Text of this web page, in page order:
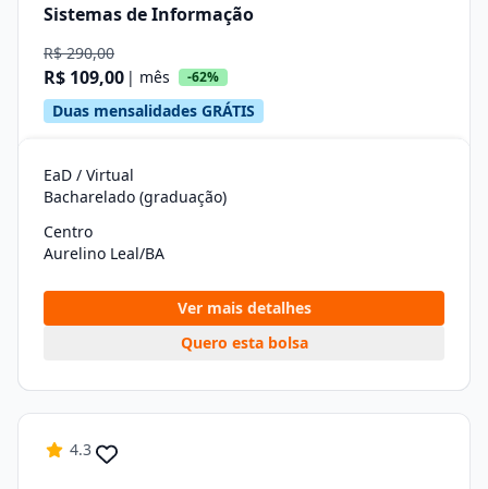
Sistemas de Informação
R$ 290,00
R$ 109,00 | mês -62%
Duas mensalidades GRÁTIS
EaD / Virtual
Bacharelado (graduação)
Centro
Aurelino Leal/BA
Ver mais detalhes
Quero esta bolsa
4.3